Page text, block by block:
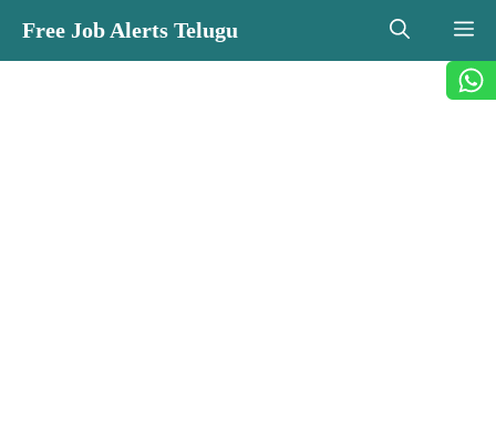
content
Free Job Alerts Telugu